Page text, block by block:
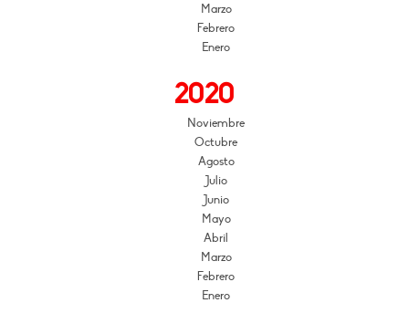
Marzo
Febrero
Enero
2020
Noviembre
Octubre
Agosto
Julio
Junio
Mayo
Abril
Marzo
Febrero
Enero